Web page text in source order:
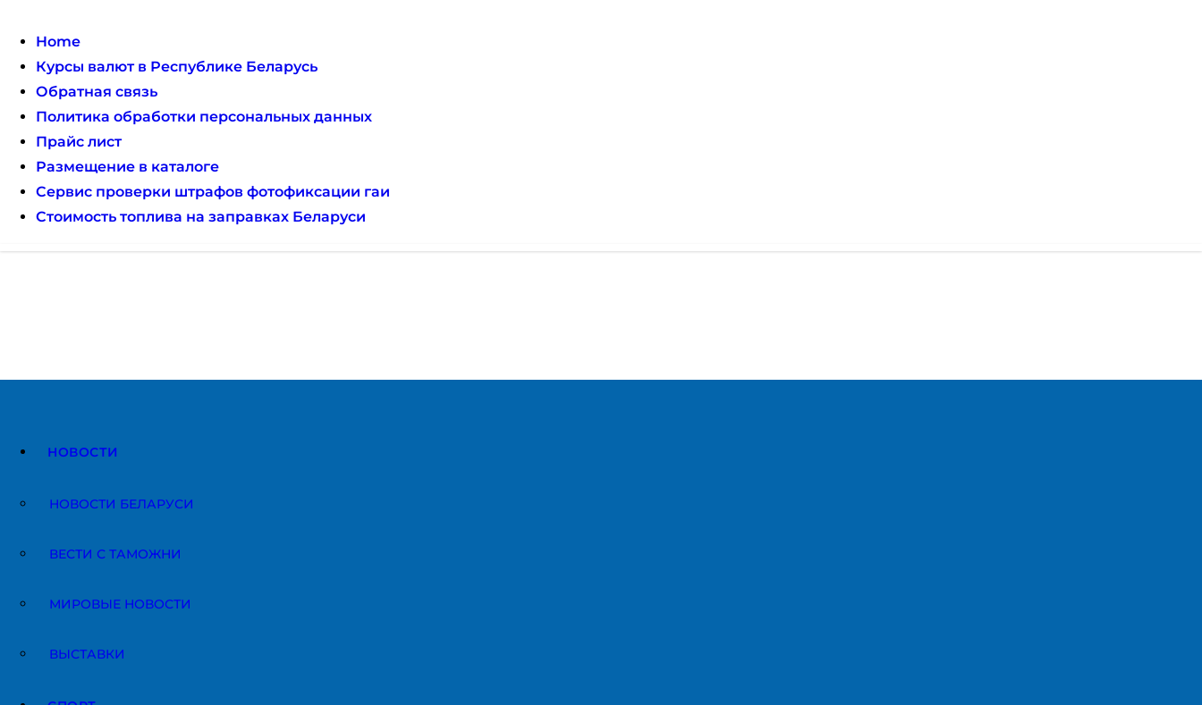
content
Home
Курсы валют в Республике Беларусь
Обратная связь
Политика обработки персональных данных
Прайс лист
Размещение в каталоге
Сервис проверки штрафов фотофиксации гаи
Стоимость топлива на заправках Беларуси
Сайт про автомобили
НОВОСТИ
НОВОСТИ БЕЛАРУСИ
ВЕСТИ С ТАМОЖНИ
МИРОВЫЕ НОВОСТИ
ВЫСТАВКИ